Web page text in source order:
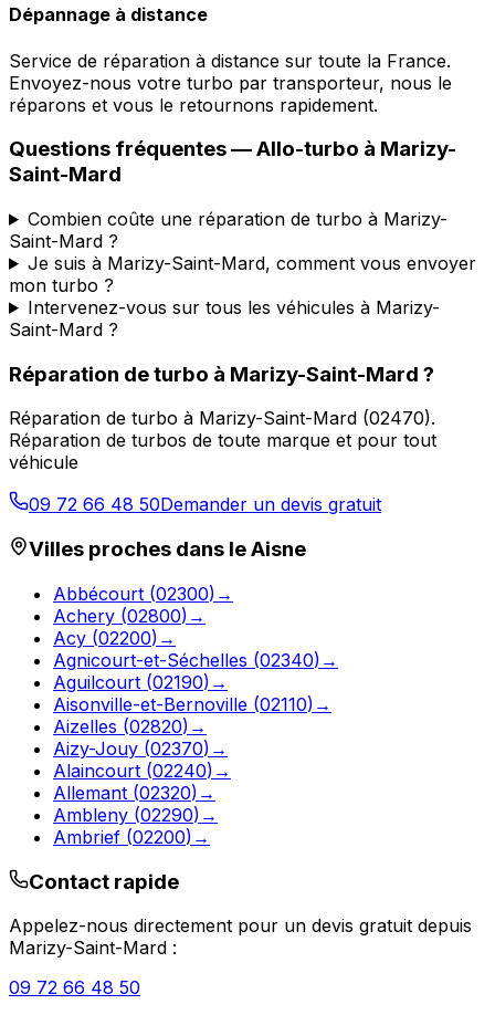
Dépannage à distance
Service de réparation à distance sur toute la France.
Envoyez-nous votre turbo par transporteur, nous le
réparons et vous le retournons rapidement.
Questions fréquentes —Allo-turbo à Marizy-
Saint-Mard
Combien coûte une réparation de turbo à Marizy-
Saint-Mard ?
Je suis à Marizy-Saint-Mard, comment vous envoyer
mon turbo ?
Intervenez-vous sur tous les véhicules à Marizy-
Saint-Mard ?
Réparation de turbo à Marizy-Saint-Mard ?
Réparation de turbo à Marizy-Saint-Mard (02470).
Réparation de turbos de toute marque et pour tout
véhicule
09 72 66 48 50Demander un devis gratuit
Villes proches dans leAisne
Abbécourt (02300) →
Achery (02800) →
Acy (02200) →
Agnicourt-et-Séchelles (02340) →
Aguilcourt (02190) →
Aisonville-et-Bernoville (02110) →
Aizelles (02820) →
Aizy-Jouy (02370) →
Alaincourt (02240) →
Allemant (02320) →
Ambleny (02290) →
Ambrief (02200) →
Contact rapide
Appelez-nous directement pour un devis gratuit depuis
Marizy-Saint-Mard :
09 72 66 48 50